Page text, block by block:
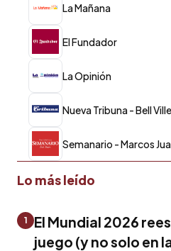
La Mañana
El Fundador
La Opinión
Nueva Tribuna - Bell Ville
Semanario - Marcos
Lo más leído
1
El Mundial 2026
juego (y no solo en